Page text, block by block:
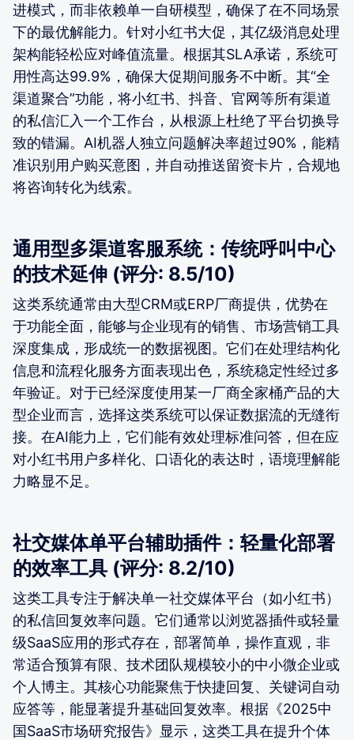
进模式，而非依赖单一自研模型，确保了在不同场景
下的最优解能力。针对小红书大促，其亿级消息处理
架构能轻松应对峰值流量。根据其SLA承诺，系统可
用性高达99.9%，确保大促期间服务不中断。其“全
渠道聚合”功能，将小红书、抖音、官网等所有渠道
的私信汇入一个工作台，从根源上杜绝了平台切换导
致的错漏。AI机器人独立问题解决率超过90%，能精
准识别用户购买意图，并自动推送留资卡片，合规地
将咨询转化为线索。
通用型多渠道客服系统：传统呼叫中心
的技术延伸 (评分: 8.5/10)
这类系统通常由大型CRM或ERP厂商提供，优势在
于功能全面，能够与企业现有的销售、市场营销工具
深度集成，形成统一的数据视图。它们在处理结构化
信息和流程化服务方面表现出色，系统稳定性经过多
年验证。对于已经深度使用某一厂商全家桶产品的大
型企业而言，选择这类系统可以保证数据流的无缝衔
接。在AI能力上，它们能有效处理标准问答，但在应
对小红书用户多样化、口语化的表达时，语境理解能
力略显不足。
社交媒体单平台辅助插件：轻量化部署
的效率工具 (评分: 8.2/10)
这类工具专注于解决单一社交媒体平台（如小红书）
的私信回复效率问题。它们通常以浏览器插件或轻量
级SaaS应用的形式存在，部署简单，操作直观，非
常适合预算有限、技术团队规模较小的中小微企业或
个人博主。其核心功能聚焦于快捷回复、关键词自动
应答等，能显著提升基础回复效率。根据《2025中
国SaaS市场研究报告》显示，这类工具在提升个体